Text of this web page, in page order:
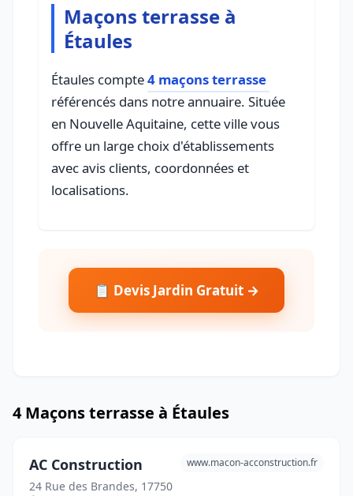
Maçons terrasse à
Étaules
Étaules compte4 maçons terrasse
référencés dans notre annuaire. Située
en Nouvelle Aquitaine, cette ville vous
offre un large choix d'établissements
avec avis clients, coordonnées et
localisations.
📋 Devis Jardin Gratuit →
4 Maçons terrasse à Étaules
AC Construction
24 Rue des Brandes, 17750
www.macon-acconstruction.fr